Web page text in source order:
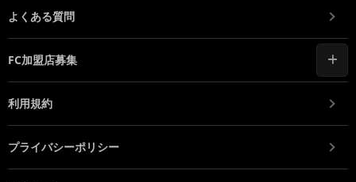
よくある質問
FC加盟店募集
利用規約
プライバシーポリシー